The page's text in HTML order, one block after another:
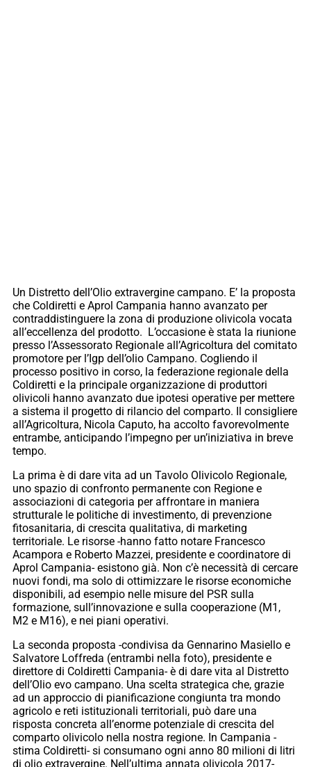
Un Distretto dell’Olio extravergine campano. E’ la proposta
che Coldiretti e Aprol Campania hanno avanzato per
contraddistinguere la zona di produzione olivicola vocata
all’eccellenza del prodotto. L’occasione è stata la riunione
presso l’Assessorato Regionale all’Agricoltura del comitato
promotore per l’Igp dell’olio Campano. Cogliendo il
processo positivo in corso, la federazione regionale della
Coldiretti e la principale organizzazione di produttori
olivicoli hanno avanzato due ipotesi operative per mettere
a sistema il progetto di rilancio del comparto. Il consigliere
all’Agricoltura, Nicola Caputo, ha accolto favorevolmente
entrambe, anticipando l’impegno per un’iniziativa in breve
tempo.
La prima è di dare vita ad un Tavolo Olivicolo Regionale,
uno spazio di confronto permanente con Regione e
associazioni di categoria per affrontare in maniera
strutturale le politiche di investimento, di prevenzione
fitosanitaria, di crescita qualitativa, di marketing
territoriale. Le risorse -hanno fatto notare Francesco
Acampora e Roberto Mazzei, presidente e coordinatore di
Aprol Campania- esistono già. Non c’è necessità di cercare
nuovi fondi, ma solo di ottimizzare le risorse economiche
disponibili, ad esempio nelle misure del PSR sulla
formazione, sull’innovazione e sulla cooperazione (M1,
M2 e M16), e nei piani operativi.
La seconda proposta -condivisa da Gennarino Masiello e
Salvatore Loffreda (entrambi nella foto), presidente e
direttore di Coldiretti Campania- è di dare vita al Distretto
dell’Olio evo campano. Una scelta strategica che, grazie
ad un approccio di pianificazione congiunta tra mondo
agricolo e reti istituzionali territoriali, può dare una
risposta concreta all’enorme potenziale di crescita del
comparto olivicolo nella nostra regione. In Campania -
stima Coldiretti- si consumano ogni anno 80 milioni di litri
di olio extravergine. Nell’ultima annata olivicola 2017-